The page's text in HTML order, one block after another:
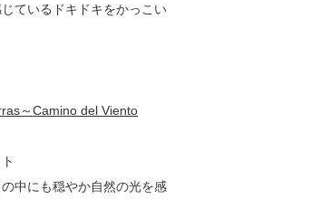
ているドキドキをかっこい
～Camino del Viento
中にも穏やか自然の光を感